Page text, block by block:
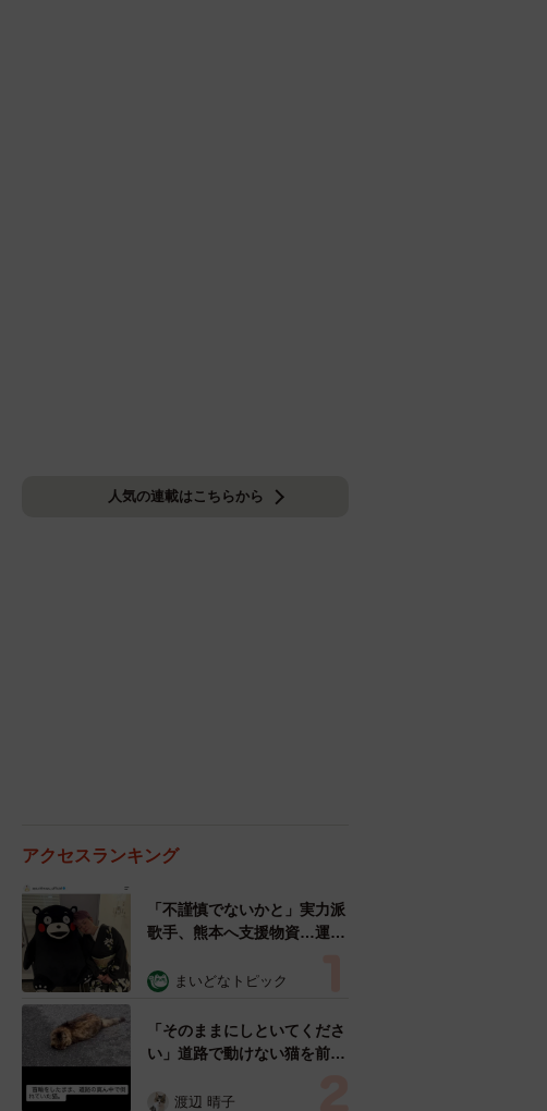
人気の連載はこちらから
アクセスランキング
「不謹慎でないかと」実力派
歌手、熊本へ支援物資…運搬
めらい 「痛いほど伝わる」
まいどなトピック
「そのままにしといてくださ
い」道路で動けない猫を前に
ようとした4日間 「命の重
渡辺 晴子